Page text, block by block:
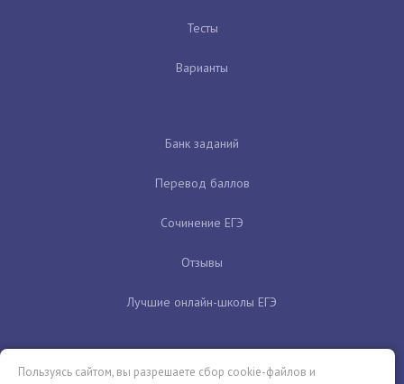
Тесты
Варианты
Банк заданий
Перевод баллов
Сочинение ЕГЭ
Отзывы
Лучшие онлайн-школы ЕГЭ
Пользуясь сайтом, вы разрешаете сбор cookie-файлов и